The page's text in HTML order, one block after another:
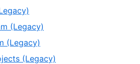
(Legacy)
(Legacy)
(Legacy)